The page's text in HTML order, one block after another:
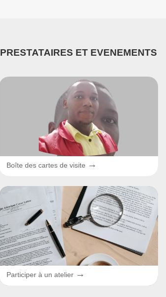
PRESTATAIRES ET EVENEMENTS
Boîte des cartes de visite →
Participer à un atelier →